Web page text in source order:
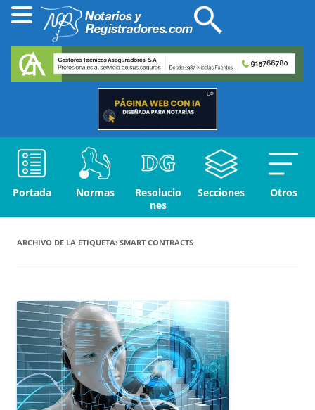
Portada Normas
Resolucio
nes
Secciones Otros
ARCHIVO DE LA ETIQUETA: SMART CONTRACTS